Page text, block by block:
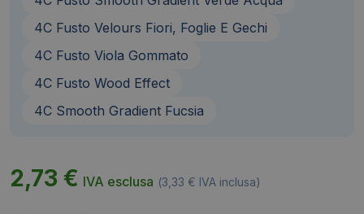
4C Fusto Velours Fiori, Foglie E Gechi
4C Fusto Viola Gommato
4C Fusto Wood Effect
4C Smooth Gradient Fucsia
2,73 € IVA esclusa (3,33 € IVA inclusa)